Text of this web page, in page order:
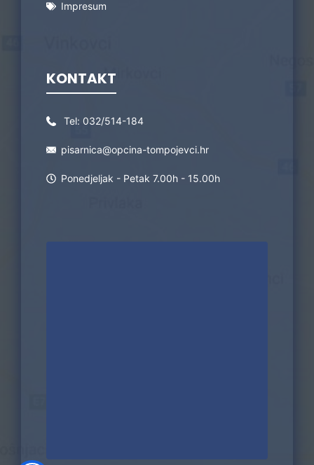
Impresum
KONTAKT
Tel: 032/514-184
pisarnica@opcina-tompojevci.hr
Ponedjeljak - Petak 7.00h - 15.00h